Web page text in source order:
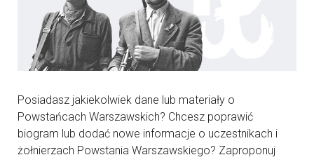
Posiadasz jakiekolwiek dane lub materiały o
Powstańcach Warszawskich? Chcesz poprawić
biogram lub dodać nowe informacje o uczestnikach i
żołnierzach Powstania Warszawskiego? Zaproponuj